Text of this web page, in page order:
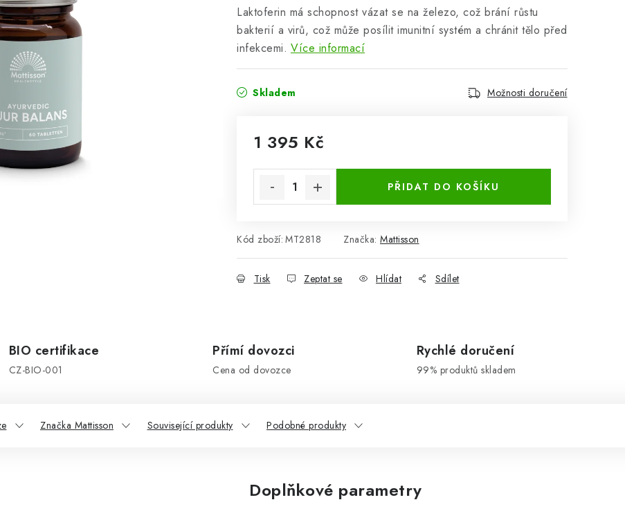
Laktoferin má schopnost vázat se na železo, což brání růstu
bakterií a virů, což může posílit imunitní systém a chránit tělo před
infekcemi. Více informací
Skladem Možnosti doručení
1 395 Kč
PŘIDAT DO KOŠÍKU
Kód zboží: MT2818 Značka: Mattisson
Tisk Zeptat se Hlídat Sdílet
BIO certifikace
CZ-BIO-001
Přímí dovozci
Cena od dovozce
Rychlé doručení
99% produktů skladem
Značka Mattisson Související produkty Podobné produkty
Doplňkové parametry